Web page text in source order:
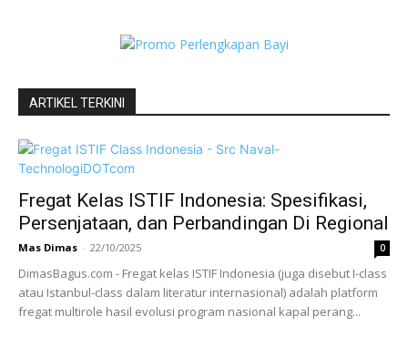
ARTIKEL TERKINI
Fregat Kelas ISTIF Indonesia: Spesifikasi,
Persenjataan, dan Perbandingan Di Regional
Mas Dimas - 22/10/2025 0
DimasBagus.com - Fregat kelas ISTIF Indonesia (juga disebut I-class
atau Istanbul-class dalam literatur internasional) adalah platform
fregat multirole hasil evolusi program nasional kapal perang...